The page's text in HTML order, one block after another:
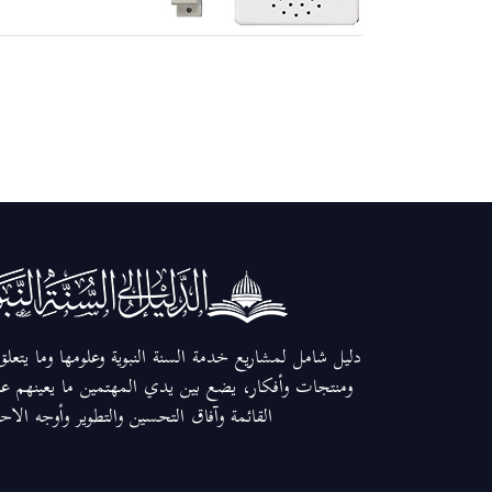
دليل شامل لمشاريع خدمة السنة النبوية وعلومها وما
ومنتجات وأفكار، يضع بين يدي المهتمين ما يعينهم
القائمة وآفاق التحسين والتطوير وأوجه